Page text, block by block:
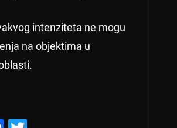
intenziteta ne mogu
na objektima u